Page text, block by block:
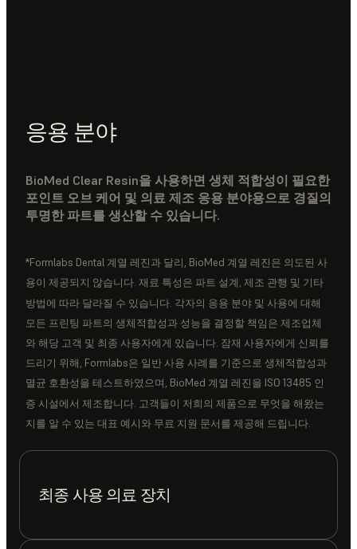
응용 분야
BioMed Clear Resin을 사용하면 생체 적합성이 필요한
포인트 오브 케어 및 의료 제조 응용 분야용으로 경질의
투명한 파트를 생산할 수 있습니다.
*Formlabs Dental 계열 레진과 달리, BioMed 계열 레진은 의도된 사
용이 제공되지 않습니다. 재료 특성은 파트 설계, 제조 관행 및 기타
방법에 따라 달라질 수 있습니다. 각자의 응용 분야 및 사용에 대해
모든 프린팅 파트의 생체적합성과 성능을 결정할 책임은 제조업체
와 해당 고객 및 최종 사용자에게 있습니다. 잠재 사용자에게 신뢰를
드리기 위해, Formlabs은 일반 사용 사례를 기준으로 생체적합성과
멸균 호환성을 테스트하였으며, BioMed 계열 레진을 ISO 13485 인
증 시설에서 제조합니다. 고객들이 저희의 제품으로 무엇을 해왔는
지를 알 수 있는 대표 예시와 무료 지원 문서를 제공해 드립니다.
최종 사용 의료 장치